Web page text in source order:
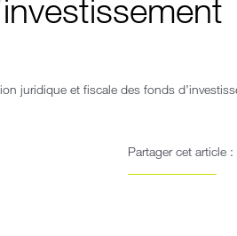
juridique et fiscale des fonds
Partager cet article :